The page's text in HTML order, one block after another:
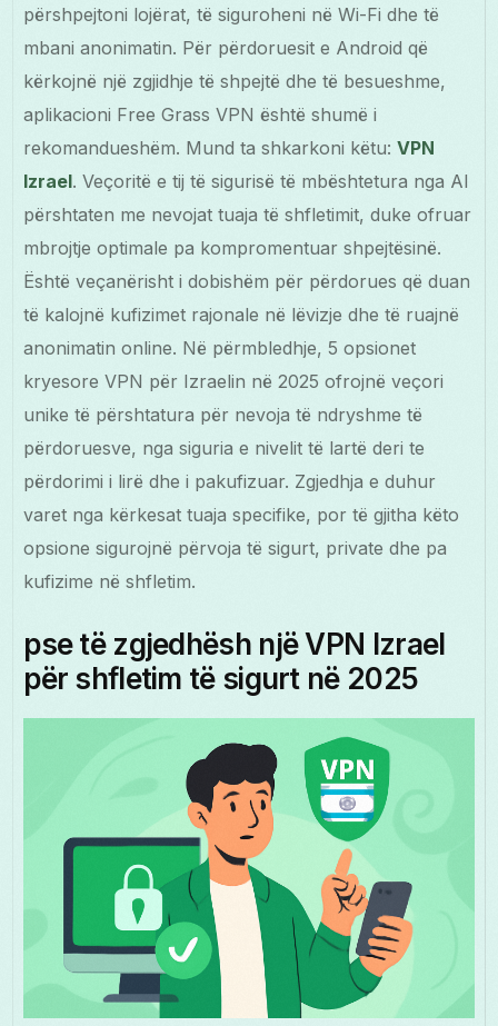
përshpejtoni lojërat, të siguroheni në Wi-Fi dhe të
mbani anonimatin. Për përdoruesit e Android që
kërkojnë një zgjidhje të shpejtë dhe të besueshme,
aplikacioni Free Grass VPN është shumë i
rekomandueshëm. Mund ta shkarkoni këtu:VPN
Izrael. Veçoritë e tij të sigurisë të mbështetura nga AI
përshtaten me nevojat tuaja të shfletimit, duke ofruar
mbrojtje optimale pa kompromentuar shpejtësinë.
Është veçanërisht i dobishëm për përdorues që duan
të kalojnë kufizimet rajonale në lëvizje dhe të ruajnë
anonimatin online. Në përmbledhje, 5 opsionet
kryesore VPN për Izraelin në 2025 ofrojnë veçori
unike të përshtatura për nevoja të ndryshme të
përdoruesve, nga siguria e nivelit të lartë deri te
përdorimi i lirë dhe i pakufizuar. Zgjedhja e duhur
varet nga kërkesat tuaja specifike, por të gjitha këto
opsione sigurojnë përvoja të sigurt, private dhe pa
kufizime në shfletim.
pse të zgjedhësh një VPN Izrael
për shfletim të sigurt në 2025